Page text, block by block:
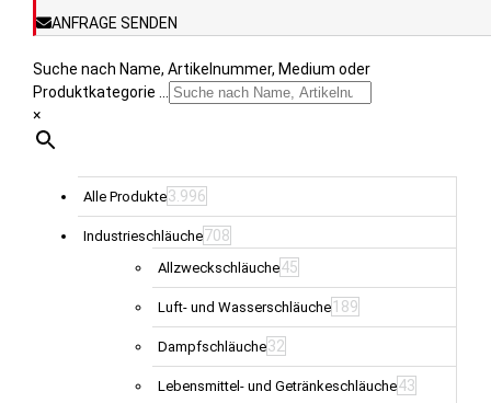
ANFRAGE SENDEN
Suche nach Name, Artikelnummer, Medium oder
Produktkategorie ...
×
Alle Produkte3.996
Industrieschläuche708
Allzweckschläuche45
Luft- und Wasserschläuche 189
Dampfschläuche32
Lebensmittel- und Getränkeschläuche43